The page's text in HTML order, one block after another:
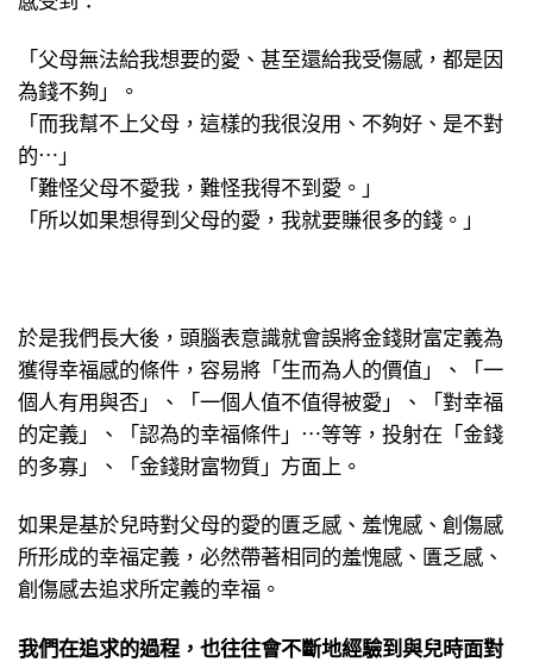
「父母無法給我想要的愛、甚至還給我受傷感，都是因
為錢不夠」。
「而我幫不上父母，這樣的我很沒用、不夠好、是不對
的⋯」
「難怪父母不愛我，難怪我得不到愛。」
「所以如果想得到父母的愛，我就要賺很多的錢。」
於是我們長大後，頭腦表意識就會誤將金錢財富定義為
獲得幸福感的條件，容易將「生而為人的價值」、「一
個人有用與否」、「一個人值不值得被愛」、「對幸福
的定義」、「認為的幸福條件」⋯等等，投射在「金錢
的多寡」、「金錢財富物質」方面上。
如果是基於兒時對父母的愛的匱乏感、羞愧感、創傷感
所形成的幸福定義，必然帶著相同的羞愧感、匱乏感、
創傷感去追求所定義的幸福。
我們在追求的過程，也往往會不斷地經驗到與兒時面對